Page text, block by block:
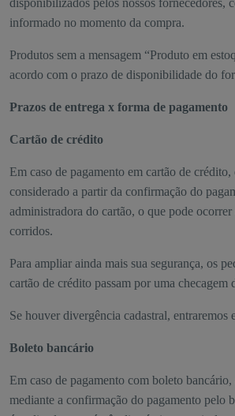
informado no momento da compra.
Produtos sem a mensagem “Produto em
acordo com o prazo de disponibilidade do
Prazos de entrega x forma de pagamento
Cartão de crédito
Em caso de pagamento em cartão de
considerado a partir da confirmação do
administradora do cartão, o que pode
corridos.
Para ampliar ainda mais sua segurança, os
cartão de crédito passam por uma checagem
Se houver divergência cadastral, entraremos
Boleto bancário
Em caso de pagamento com boleto
mediante a confirmação do pagamento pelo